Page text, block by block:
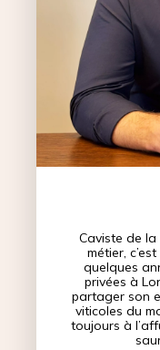
Caviste de la
métier,
quelques
privées à
partager son
viticoles du
toujours à